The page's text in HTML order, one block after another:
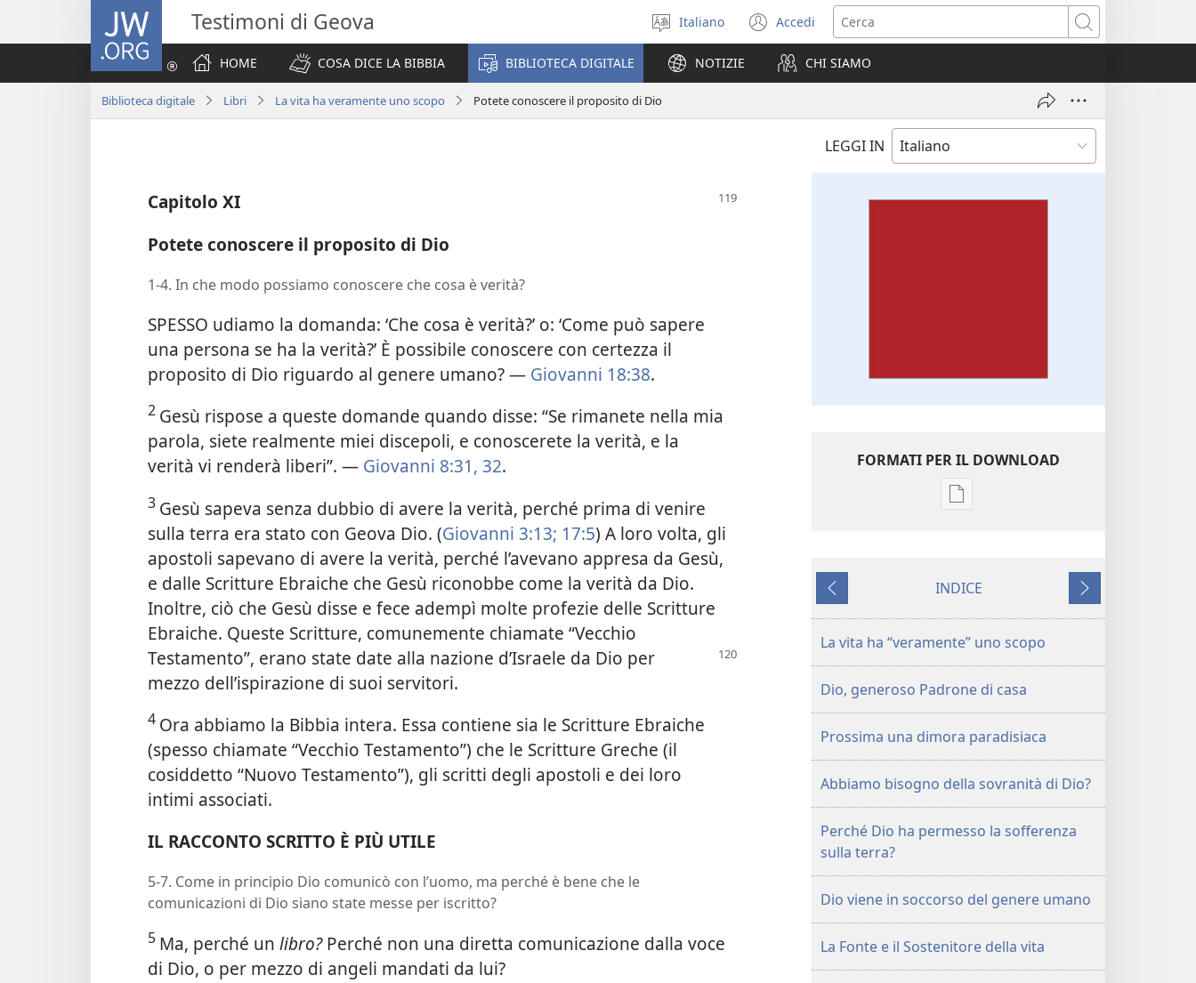
JW.ORG Testimoni di Geova
Seleziona
la
lingua
Italiano Accedi
(apre
una
nuova
finestra)
Cerca
HOME
COSA DICE LA BIBBIA BIBLIOTECA DIGITALE NOTIZIE CHI SIAMO
Biblioteca digitale Libri La vita ha veramente uno scopo Potete conoscere il proposito di Dio
LEGGI IN
Capitolo XI
Potete conoscere il proposito di Dio
1-4. In che modo possiamo conoscere che cosa è verità?
SPESSO udiamo la domanda: ‘Che cosa è verità?’ o: ‘Come può sapere
una persona se ha la verità?’ È possibile conoscere con certezza il
proposito di Dio riguardo al genere umano? — Giovanni 18:38.
2 Gesù rispose a queste domande quando disse: “Se rimanete nella mia
parola, siete realmente miei discepoli, e conoscerete la verità, e la
verità vi renderà liberi”. — Giovanni 8:31, 32.
3 Gesù sapeva senza dubbio di avere la verità, perché prima di venire
sulla terra era stato con Geova Dio. (Giovanni 3:13; 17:5) A loro volta, gli
apostoli sapevano di avere la verità, perché l’avevano appresa da Gesù,
e dalle Scritture Ebraiche che Gesù riconobbe come la verità da Dio.
Inoltre, ciò che Gesù disse e fece adempì molte profezie delle Scritture
Ebraiche. Queste Scritture, comunemente chiamate “Vecchio
Testamento”, erano state date alla nazione d’Israele da Dio per
mezzo dell’ispirazione di suoi servitori.
4 Ora abbiamo la Bibbia intera. Essa contiene sia le Scritture Ebraiche
(spesso chiamate “Vecchio Testamento”) che le Scritture Greche (il
cosiddetto “Nuovo Testamento”), gli scritti degli apostoli e dei loro
intimi associati.
IL RACCONTO SCRITTO È PIÙ UTILE
5-7. Come in principio Dio comunicò con l’uomo, ma perché è bene che le
comunicazioni di Dio siano state messe per iscritto?
5 Ma, perché un libro?Perché non una diretta comunicazione dalla voce
di Dio, o per mezzo di angeli mandati da lui?
FORMATI PER IL DOWNLOAD
Opzioni
delle
La
vita
veramente
uno
scopo
Precedente
INDICE
Successivo
La vita ha “veramente” uno scopo
Dio, generoso Padrone di casa
Prossima una dimora paradisiaca
Abbiamo bisogno della sovranità di Dio?
Perché Dio ha permesso la sofferenza
sulla terra?
Dio viene in soccorso del genere umano
La Fonte e il Sostenitore della vita